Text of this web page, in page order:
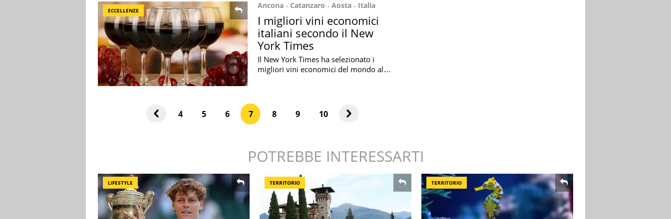
ECCELLENZE
Ancona Catanzaro Aosta Italia
I migliori vini economici
italiani secondo il New
York Times
Il New York Times ha selezionato i
migliori vini economici del mondo al di
4 5 6 7 8 9 10
POTREBBE INTERESSARTI
LIFESTYLE TERRITORIO TERRITORIO